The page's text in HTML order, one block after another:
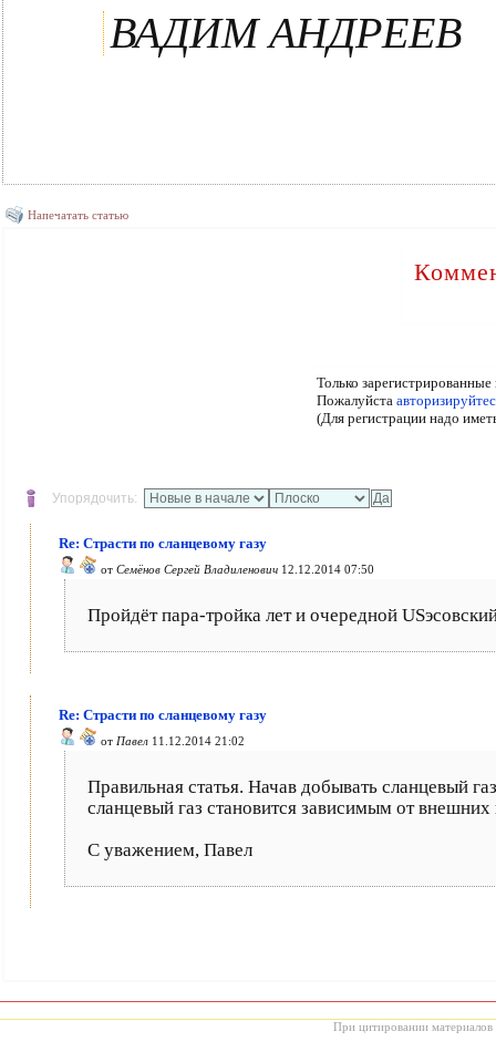
ВАДИМ АНДРЕЕВ
Напечатать статью
Только
Пожалуйста
(Для регистрации надо
Упорядочить:
Re: Страсти по сланцевому газу
от Семёнов Сергей Владиленович 12.12.2014 07:50
Пройдёт пара-тройка лет и очередной
Re: Страсти по сланцевому газу
от Павел 11.12.2014 21:02
Правильная статья. Начав добывать сланцевый
сланцевый газ становится зависимым от
С уважением, Павел
При цитировании материалов